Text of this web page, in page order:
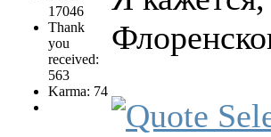
17046
Thank
you
received:
563
Karma: 74